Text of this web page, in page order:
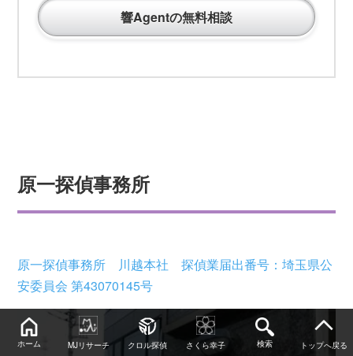
響Agentの無料相談
原一探偵事務所
原一探偵事務所 川越本社 探偵業届出番号：埼玉県公
安委員会 第43070145号
ホーム MJリサーチ クロル探偵 さくら幸子 検索 トップへ戻る